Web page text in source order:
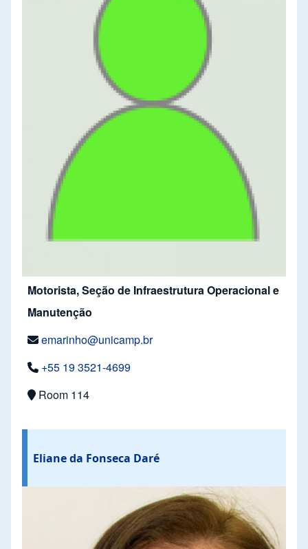
Motorista, Seção de Infraestrutura Operacional e
Manutenção
emarinho@unicamp.br
+55 19 3521-4699
Room 114
Eliane da Fonseca Daré